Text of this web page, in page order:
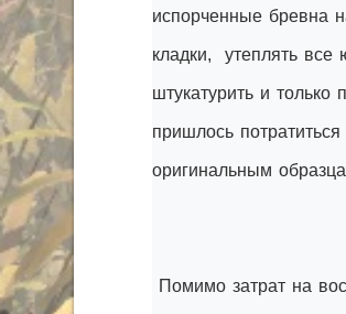
испорченные бревна
кладки, утеплять
штукатурить и
пришлось
оригинальным
Помимо затрат на